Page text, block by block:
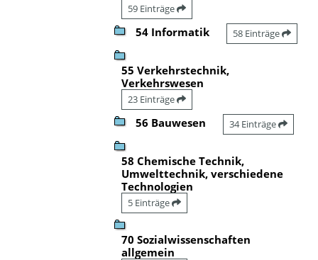
59 Einträge
54 Informatik 58 Einträge
55 Verkehrstechnik,
Verkehrswesen
23 Einträge
56 Bauwesen 34 Einträge
58 Chemische Technik,
Umwelttechnik, verschiedene
Technologien
5 Einträge
70 Sozialwissenschaften
allgemein